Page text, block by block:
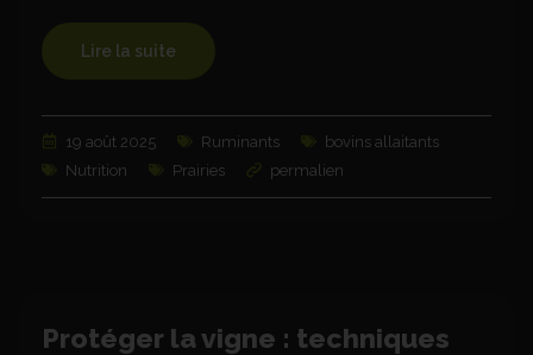
Lire la suite
19 août 2025 Ruminants
bovins allaitants
Nutrition
Prairies permalien
Protéger la vigne : techniques